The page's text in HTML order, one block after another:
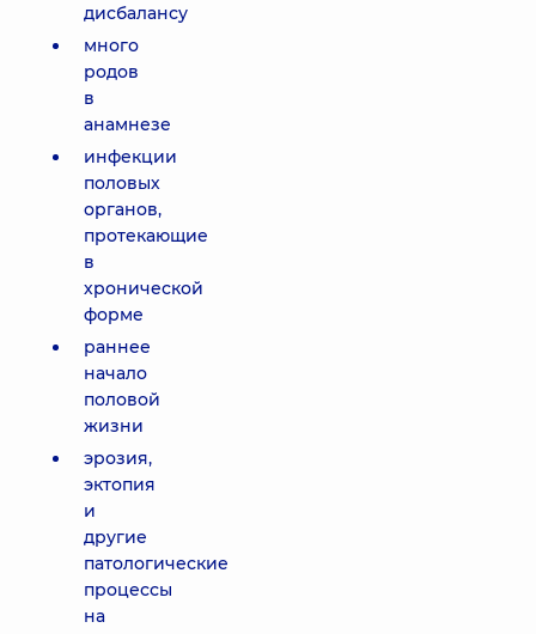
дисбалансу
много
родов
в
анамнезе
инфекции
половых
органов,
протекающие
в
хронической
форме
раннее
начало
половой
жизни
эрозия,
эктопия
и
другие
патологические
процессы
на